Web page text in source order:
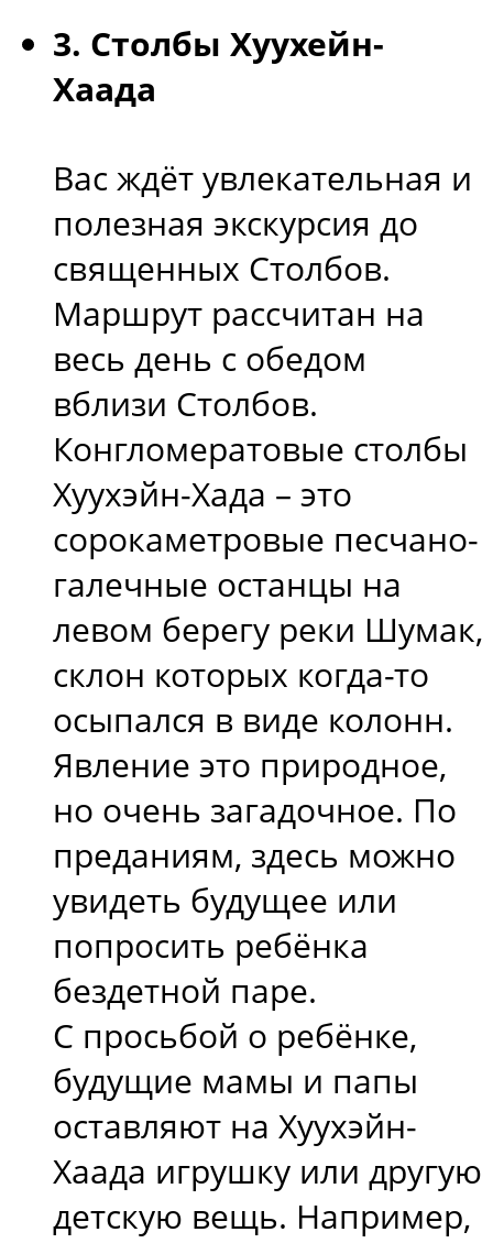
3. Столбы Хуухейн-
Хаада
Вас ждёт увлекательная и
полезная экскурсия до
священных Столбов.
Маршрут рассчитан на
весь день с обедом
вблизи Столбов.
Конгломератовые столбы
Хуухэйн-Хада – это
сорокаметровые песчано-
галечные останцы на
левом берегу реки Шумак,
склон которых когда-то
осыпался в виде колонн.
Явление это природное,
но очень загадочное. По
преданиям, здесь можно
увидеть будущее или
попросить ребёнка
бездетной паре.
С просьбой о ребёнке,
будущие мамы и папы
оставляют на Хуухэйн-
Хаада игрушку или другую
детскую вещь. Например,